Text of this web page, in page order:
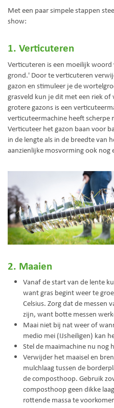
Met een paar simpele stappen
show:
1. Verticuteren
Verticuteren is een moeilijk
grond.' Door te verticuteren
gazon en stimuleer je de
grasveld kun je dit met een riek
grotere gazons is een
verticuteermachine heeft scherpe
Verticuteer het gazon baan voor
in de lengte als in de breedte van
aanzienlijke mosvorming ook nog
2. Maaien
Vanaf de start van de lente
want gras begint weer te
Celsius. Zorg dat de messen
zijn, want botte messen
Maai niet bij nat weer of
medio mei (IJsheiligen) kan
Stel de maaimachine nu nog
Verwijder het maaisel en
mulchlaag tussen de
de composthoop. Gebruik
composthoop geen dikke
rottende massa te